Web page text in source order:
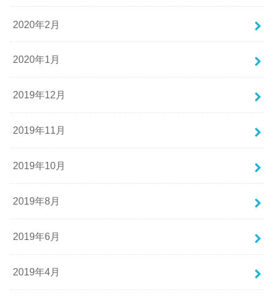
2020年2月
2020年1月
2019年12月
2019年11月
2019年10月
2019年8月
2019年6月
2019年4月